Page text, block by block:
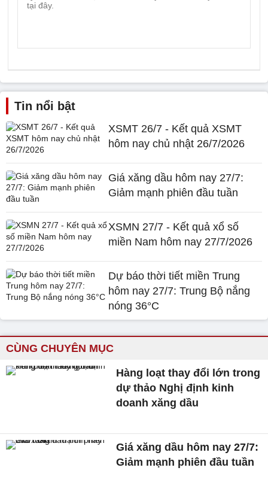
Tin nổi bật
XSMT 26/7 - Kết quả XSMT
hôm nay chủ nhật 26/7/2026
Giá xăng dầu hôm nay 27/7:
Giảm mạnh phiên đầu tuần
XSMN 27/7 - Kết quả xổ số
miền Nam hôm nay 27/7/2026
Dự báo thời tiết miền Trung
hôm nay 27/7: Trung Bộ nắng
nóng 36°C
CÙNG CHUYÊN MỤC
Hàng loạt thay đổi lớn trong
dự thảo Nghị định kinh
doanh xăng dầu
Giá xăng dầu hôm nay 27/7:
Giảm mạnh phiên đầu tuần